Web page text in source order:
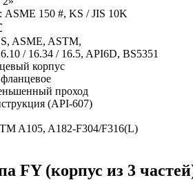
150 #, KS / JIS 10K
ASME, ASTM,
/ 16.34 / 16.5, API6D, BS5351
корпус
проход
(API-607)
A105, A182-F304/F316(L)
FY (корпус из 3